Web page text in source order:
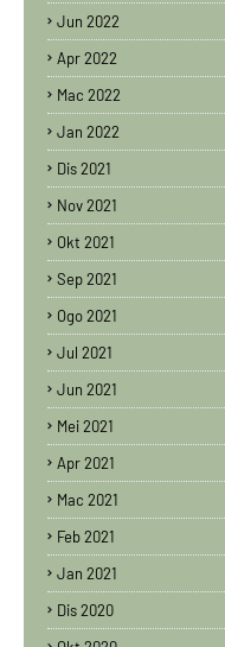
Jun 2022
Apr 2022
Mac 2022
Jan 2022
Dis 2021
Nov 2021
Okt 2021
Sep 2021
Ogo 2021
Jul 2021
Jun 2021
Mei 2021
Apr 2021
Mac 2021
Feb 2021
Jan 2021
Dis 2020